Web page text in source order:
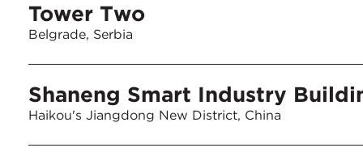
Tower Two
Belgrade, Serbia
Shaneng Smart Industry
Haikou's Jiangdong New District, China